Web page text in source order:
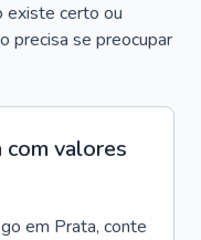
existe certo ou
precisa se preocupar
valores
em Prata, conte